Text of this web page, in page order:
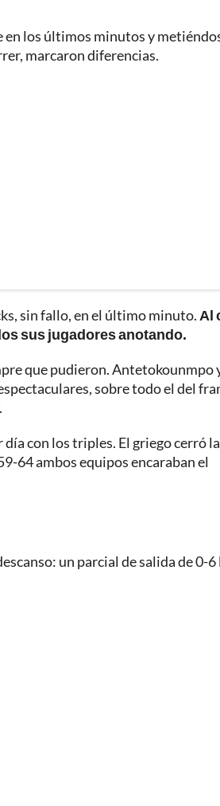
en los últimos minutos y
marcaron diferencias.
sin fallo, en el último minuto. Al
sus jugadores anotando.
que pudieron. Antetokounmpo
sobre todo el del
con los triples. El griego cerró la
64 ambos equipos encaraban el
un parcial de salida de 0-6